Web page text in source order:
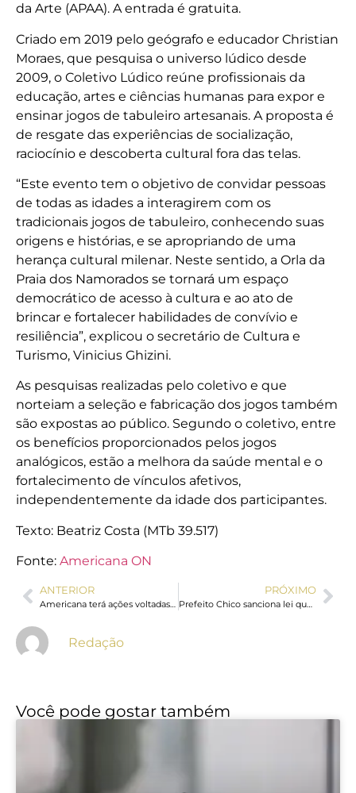
da Arte (APAA). A entrada é gratuita.
Criado em 2019 pelo geógrafo e educador Christian
Moraes, que pesquisa o universo lúdico desde
2009, o Coletivo Lúdico reúne profissionais da
educação, artes e ciências humanas para expor e
ensinar jogos de tabuleiro artesanais. A proposta é
de resgate das experiências de socialização,
raciocínio e descoberta cultural fora das telas.
“Este evento tem o objetivo de convidar pessoas
de todas as idades a interagirem com os
tradicionais jogos de tabuleiro, conhecendo suas
origens e histórias, e se apropriando de uma
herança cultural milenar. Neste sentido, a Orla da
Praia dos Namorados se tornará um espaço
democrático de acesso à cultura e ao ato de
brincar e fortalecer habilidades de convívio e
resiliência”, explicou o secretário de Cultura e
Turismo, Vinicius Ghizini.
As pesquisas realizadas pelo coletivo e que
norteiam a seleção e fabricação dos jogos também
são expostas ao público. Segundo o coletivo, entre
os benefícios proporcionados pelos jogos
analógicos, estão a melhora da saúde mental e o
fortalecimento de vínculos afetivos,
independentemente da idade dos participantes.
Texto: Beatriz Costa (MTb 39.517)
Fonte: Americana ON
ANTERIOR PRÓXIMO
Prefeito Chico sanciona lei que concede área ao Instituto Pernas da Alegria
Redação
Você pode gostar também